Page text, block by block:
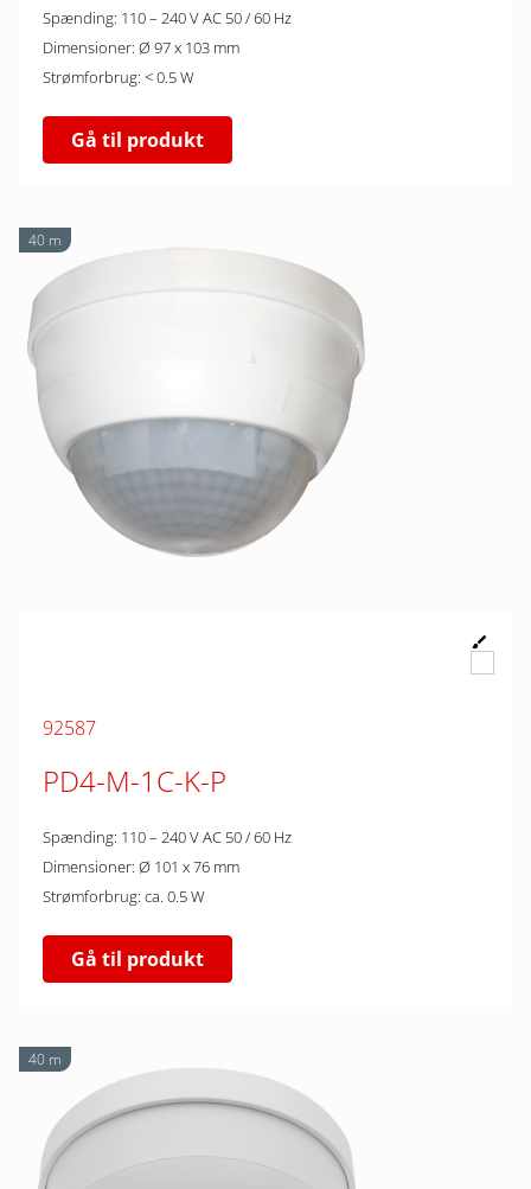
Spænding: 110 – 240 V AC 50 / 60 Hz
Dimensioner: Ø 97 x 103 mm
Strømforbrug: < 0.5 W
Gå til produkt
40 m
92587
PD4-M-1C-K-P
Spænding: 110 – 240 V AC 50 / 60 Hz
Dimensioner: Ø 101 x 76 mm
Strømforbrug: ca. 0.5 W
Gå til produkt
40 m